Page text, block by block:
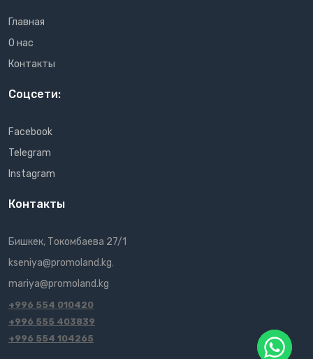
Главная
О нас
Контакты
Соцсети:
Facebook
Telegram
Instagram
Контакты
Бишкек, Токомбаева 27/1
kseniya@promoland.kg,
mariya@promoland.kg
+996 554 010420
+996 555 403839
+996 554 104265